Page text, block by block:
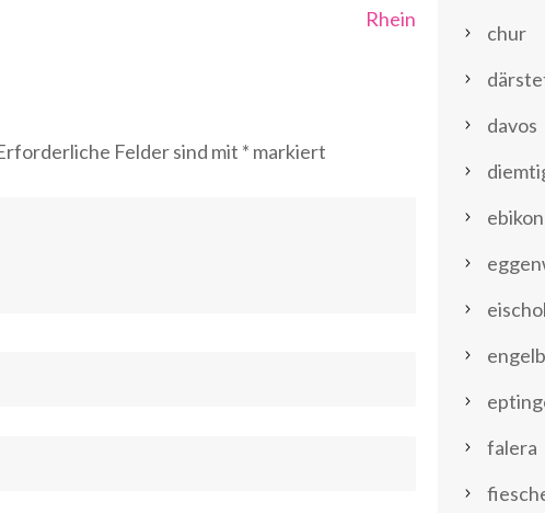
Rhein
Felder sind mit * markiert
chur
davos
ebikon
falera